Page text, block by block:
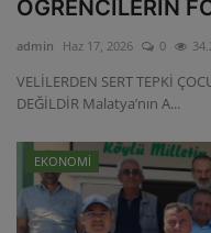
ÖĞRENCİLERİN
admin Haz 17, 2026 0
VELİLERDEN SERT TEPKİ
DEĞİLDİR Malatya’nın A...
EKONOMİ